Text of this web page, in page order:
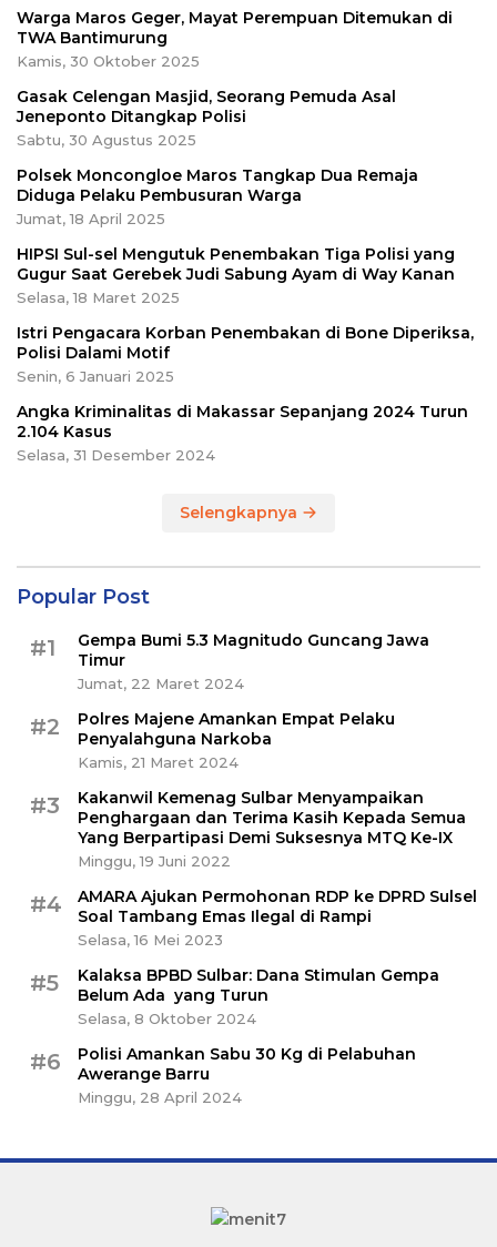
Warga Maros Geger, Mayat Perempuan Ditemukan di
TWA Bantimurung
Kamis, 30 Oktober 2025
Gasak Celengan Masjid, Seorang Pemuda Asal
Jeneponto Ditangkap Polisi
Sabtu, 30 Agustus 2025
Polsek Moncongloe Maros Tangkap Dua Remaja
Diduga Pelaku Pembusuran Warga
Jumat, 18 April 2025
HIPSI Sul-sel Mengutuk Penembakan Tiga Polisi yang
Gugur Saat Gerebek Judi Sabung Ayam di Way Kanan
Selasa, 18 Maret 2025
Istri Pengacara Korban Penembakan di Bone Diperiksa,
Polisi Dalami Motif
Senin, 6 Januari 2025
Angka Kriminalitas di Makassar Sepanjang 2024 Turun
2.104 Kasus
Selasa, 31 Desember 2024
Selengkapnya
Popular Post
#1
Gempa Bumi 5.3 Magnitudo Guncang Jawa
Timur
Jumat, 22 Maret 2024
#2
Polres Majene Amankan Empat Pelaku
Penyalahguna Narkoba
Kamis, 21 Maret 2024
#3
Kakanwil Kemenag Sulbar Menyampaikan
Penghargaan dan Terima Kasih Kepada Semua
Yang Berpartipasi Demi Suksesnya MTQ Ke-IX
Minggu, 19 Juni 2022
#4
AMARA Ajukan Permohonan RDP ke DPRD Sulsel
Soal Tambang Emas Ilegal di Rampi
Selasa, 16 Mei 2023
#5
Kalaksa BPBD Sulbar: Dana Stimulan Gempa
Belum Ada yang Turun
Selasa, 8 Oktober 2024
#6
Polisi Amankan Sabu 30 Kg di Pelabuhan
Awerange Barru
Minggu, 28 April 2024